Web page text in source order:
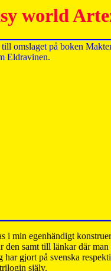
world
i min egenhändigt
den samt till länkar där man
gjort på svenska
själv.